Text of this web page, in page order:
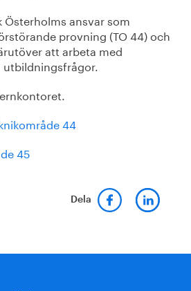
ansvar som
provning (TO 44) och
att arbeta med
utbildningsfrågor.
44
45
Dela